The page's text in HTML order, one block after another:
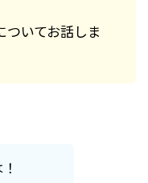
いてお話しま